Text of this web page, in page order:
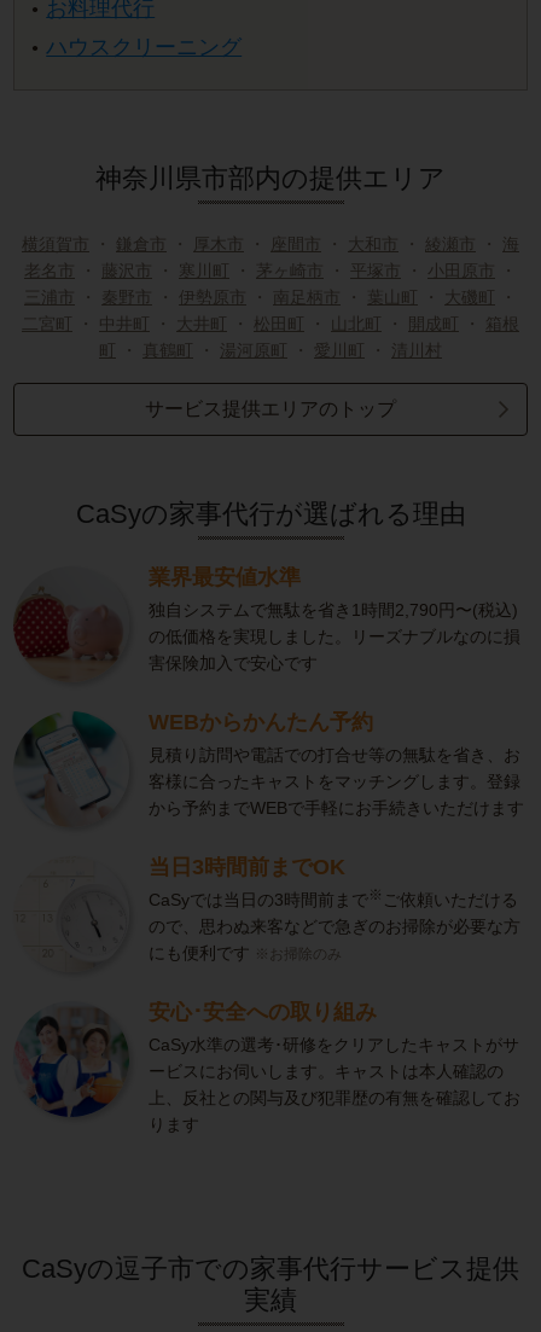
お料理代行
ハウスクリーニング
神奈川県市部内の提供エリア
横須賀市 ・ 鎌倉市 ・ 厚木市 ・ 座間市 ・ 大和市 ・ 綾瀬市 ・ 海
老名市
・ 藤沢市 ・ 寒川町 ・ 茅ヶ崎市 ・ 平塚市 ・ 小田原市
・
三浦市
・ 秦野市 ・ 伊勢原市 ・ 南足柄市 ・ 葉山町 ・ 大磯町 ・
二宮町 ・ 中井町 ・ 大井町 ・ 松田町 ・ 山北町 ・ 開成町 ・ 箱根
町 ・ 真鶴町 ・ 湯河原町 ・ 愛川町 ・ 清川村
サービス提供エリアのトップ
CaSyの家事代行が選ばれる理由
業界最安値水準
独自システムで無駄を省き1時間2,790円〜(税込)
の低価格を実現しました。リーズナブルなのに損
害保険加入で安心です
WEBからかんたん予約
見積り訪問や電話での打合せ等の無駄を省き、お
客様に合ったキャストをマッチングします。登録
から予約までWEBで手軽にお手続きいただけます
当日3時間前までOK
CaSyでは当日の3時間前まで※ ご依頼いただける
ので、思わぬ来客などで急ぎのお掃除が必要な方
にも便利です ※お掃除のみ
安心･安全への取り組み
CaSy水準の選考･研修をクリアしたキャストがサ
ービスにお伺いします。キャストは本人確認の
上、反社との関与及び犯罪歴の有無を確認してお
ります
CaSyの逗子市での家事代行サービス提供
実績